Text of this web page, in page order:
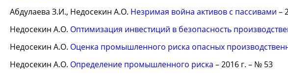
Абдулаева З.И., Недосекин А.О. Незримая война активов с пассивами –
Недосекин А.О. Оптимизация инвестиций в безопасность
Недосекин А.О. Оценка промышленного риска опасных
Недосекин А.О. Определение промышленного риска – 2016 г. – № 53